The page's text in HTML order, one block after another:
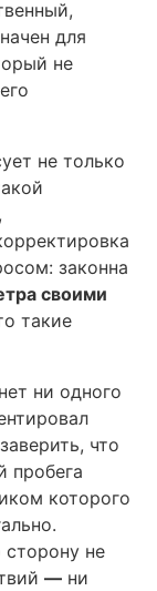
для
не
не только
законна
своими
такие
ни одного
что
пробега
которого
не
— ни